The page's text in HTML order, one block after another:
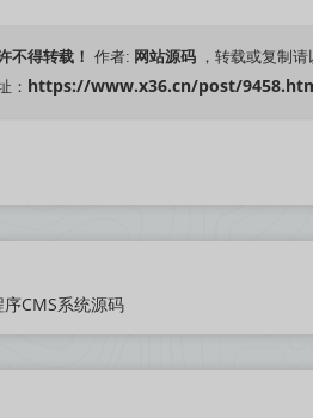
不得转载！ 作者: 网站源码 ，转载或复制请
： https://www.x36.cn/post/
CMS系统源码